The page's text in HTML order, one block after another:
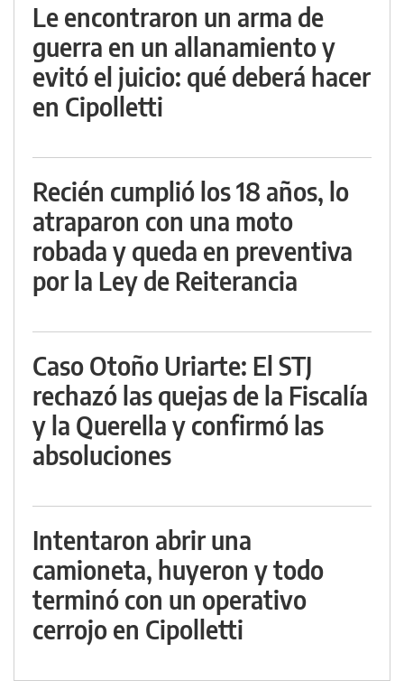
Le encontraron un arma de
guerra en un allanamiento y
evitó el juicio: qué deberá hacer
en Cipolletti
Recién cumplió los 18 años, lo
atraparon con una moto
robada y queda en preventiva
por la Ley de Reiterancia
Caso Otoño Uriarte: El STJ
rechazó las quejas de la Fiscalía
y la Querella y confirmó las
absoluciones
Intentaron abrir una
camioneta, huyeron y todo
terminó con un operativo
cerrojo en Cipolletti